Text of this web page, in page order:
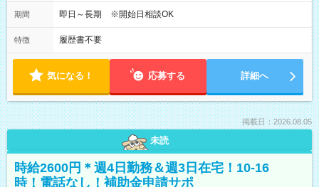
期間 即日～長期 ※開始日相談OK
特徴 履歴書不要
気になる！ 応募する 詳細へ
掲載日：2026.08.05
未読
時給2600円＊週4日勤務＆週3日在宅！10-16
時！電話なし！補助金申請サポ